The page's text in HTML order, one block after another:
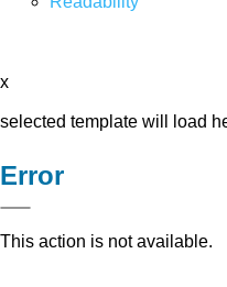
x
selected template will load
Error
This action is not available.